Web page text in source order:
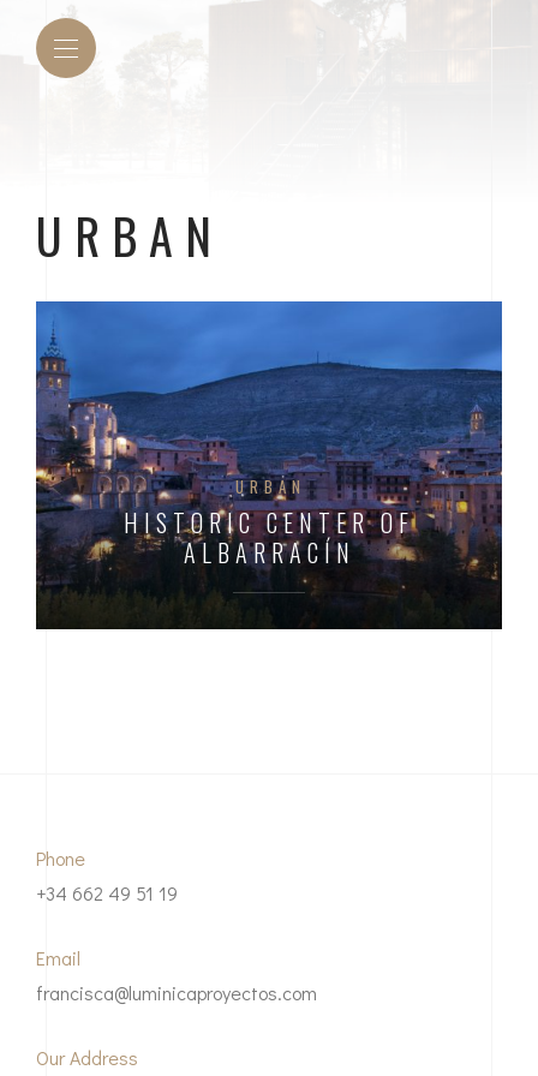
URBAN
URBAN
HISTORIC CENTER OF
ALBARRACÍN
Phone
+34 662 49 51 19
Email
francisca@luminicaproyectos.com
Our Address